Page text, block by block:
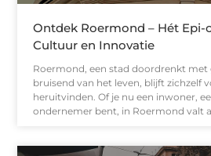
Ontdek Roermond – Hét Epi-
Cultuur en Innovatie
Roermond, een stad doordrenkt met
bruisend van het leven, blijft zichzelf
heruitvinden. Of je nu een inwoner,
ondernemer bent, in Roermond valt